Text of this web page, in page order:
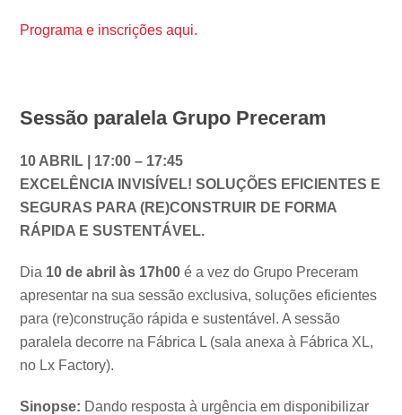
Programa e inscrições aqui.
Sessão paralela Grupo Preceram
10 ABRIL | 17:00 – 17:45
EXCELÊNCIA INVISÍVEL! SOLUÇÕES EFICIENTES E
SEGURAS PARA (RE)CONSTRUIR DE FORMA
RÁPIDA E SUSTENTÁVEL.
Dia 10 de abril às 17h00 é a vez do Grupo Preceram
apresentar na sua sessão exclusiva, soluções eficientes
para (re)construção rápida e sustentável. A sessão
paralela decorre na Fábrica L (sala anexa à Fábrica XL,
no Lx Factory).
Sinopse: Dando resposta à urgência em disponibilizar